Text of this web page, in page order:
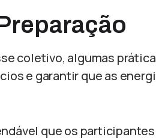
coletivo, algumas
e garantir que as
que os